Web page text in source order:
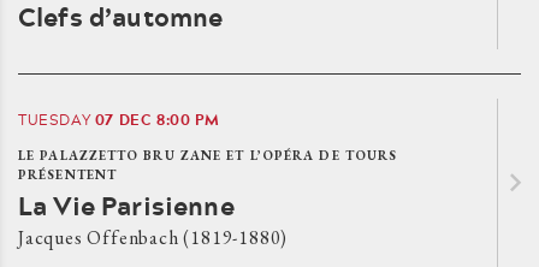
Clefs d’automne
TUESDAY07 DEC8:00 PM
LE PALAZZETTO BRU ZANE ET L’OPÉRA DE TOURS
PRÉSENTENT
La Vie Parisienne
Jacques Offenbach (1819-1880)